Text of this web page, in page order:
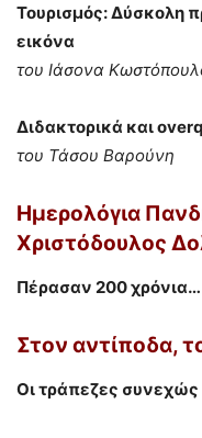
Τουρισμός: Δύσκολη
εικόνα
του Ιάσονα
Διδακτορικά και
του Τάσου Βαρούνη
Ημερολόγια
Χριστόδουλος
Πέρασαν 200 χρόνια…
Στον αντίποδα,
Οι τράπεζες συνεχώς